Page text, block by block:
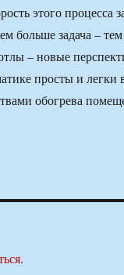
этого процесса
больше задача –
– новые
просты и
обогрева
.